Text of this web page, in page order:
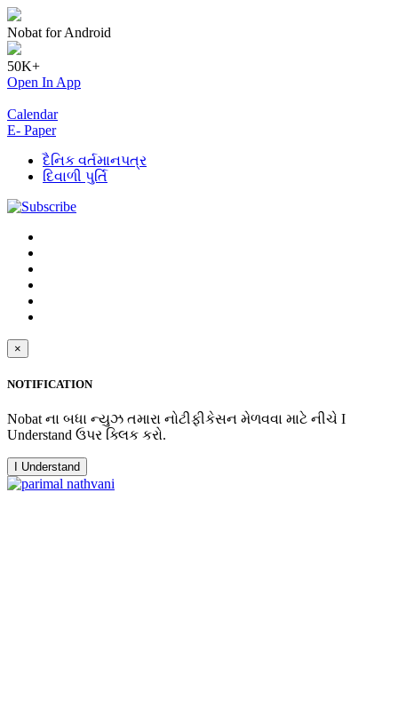
Nobat for Android
50K+
Open In App
Calendar
E- Paper
દૈનિક વર્તમાનપત્ર
દિવાળી પુર્તિ
×
NOTIFICATION
Nobat ના બધા ન્યુઝ તમારા નોટીફીકેસન મેળવવા માટે નીચે I
Understand ઉપર ક્લિક કરો.
I Understand